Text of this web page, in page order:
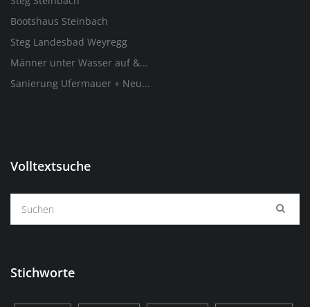
Bootshaus Steinbach
Steg Landesbad Weyregg
Männer unter Wasser auf &...
Sanierung Ufermauer + Neu...
Volltextsuche
Stichworte